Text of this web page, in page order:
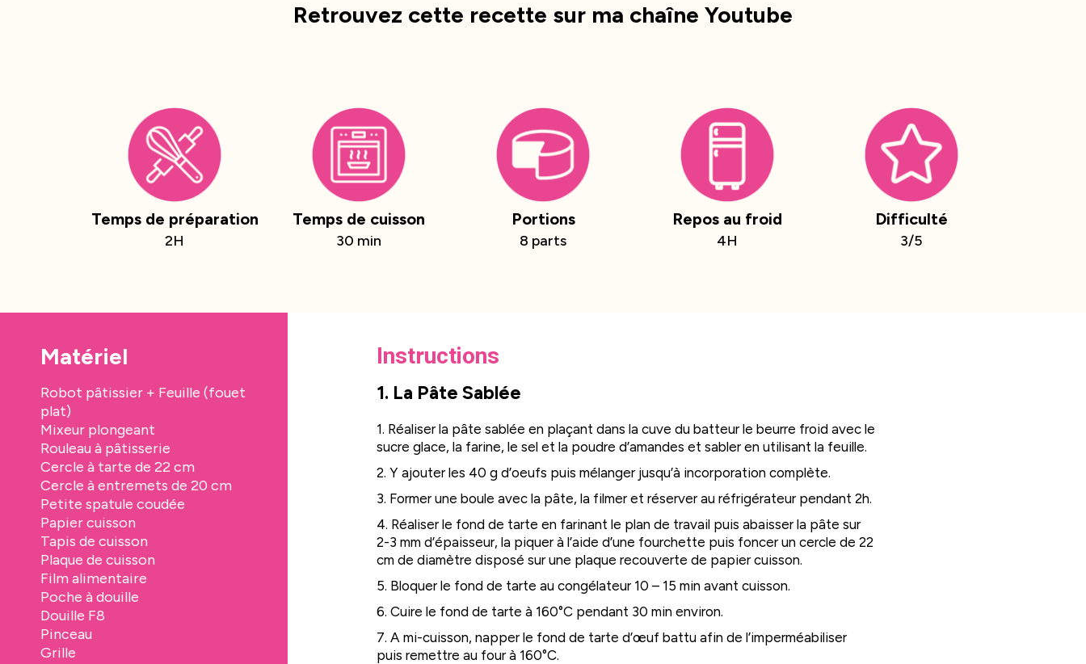
Retrouvez cette recette sur ma chaîne Youtube
Temps de préparation
2H
Temps de cuisson
30 min
Portions
8 parts
Repos au froid
4H
Difficulté
3/5
Matériel
Robot pâtissier + Feuille (fouet
plat)
Mixeur plongeant
Rouleau à pâtisserie
Cercle à tarte de 22 cm
Cercle à entremets de 20 cm
Petite spatule coudée
Papier cuisson
Tapis de cuisson
Plaque de cuisson
Film alimentaire
Poche à douille
Douille F8
Pinceau
Grille
Instructions
1. La Pâte Sablée
1. Réaliser la pâte sablée en plaçant dans la cuve du batteur le beurre froid avec le
sucre glace, la farine, le sel et la poudre d’amandes et sabler en utilisant la feuille.
2. Y ajouter les 40 g d’oeufs puis mélanger jusqu’à incorporation complète.
3. Former une boule avec la pâte, la filmer et réserver au réfrigérateur pendant 2h.
4. Réaliser le fond de tarte en farinant le plan de travail puis abaisser la pâte sur
2-3 mm d’épaisseur, la piquer à l’aide d’une fourchette puis foncer un cercle de 22
cm de diamètre disposé sur une plaque recouverte de papier cuisson.
5. Bloquer le fond de tarte au congélateur 10 – 15 min avant cuisson.
6. Cuire le fond de tarte à 160°C pendant 30 min environ.
7. A mi-cuisson, napper le fond de tarte d’œuf battu afin de l’imperméabiliser
puis remettre au four à 160°C.